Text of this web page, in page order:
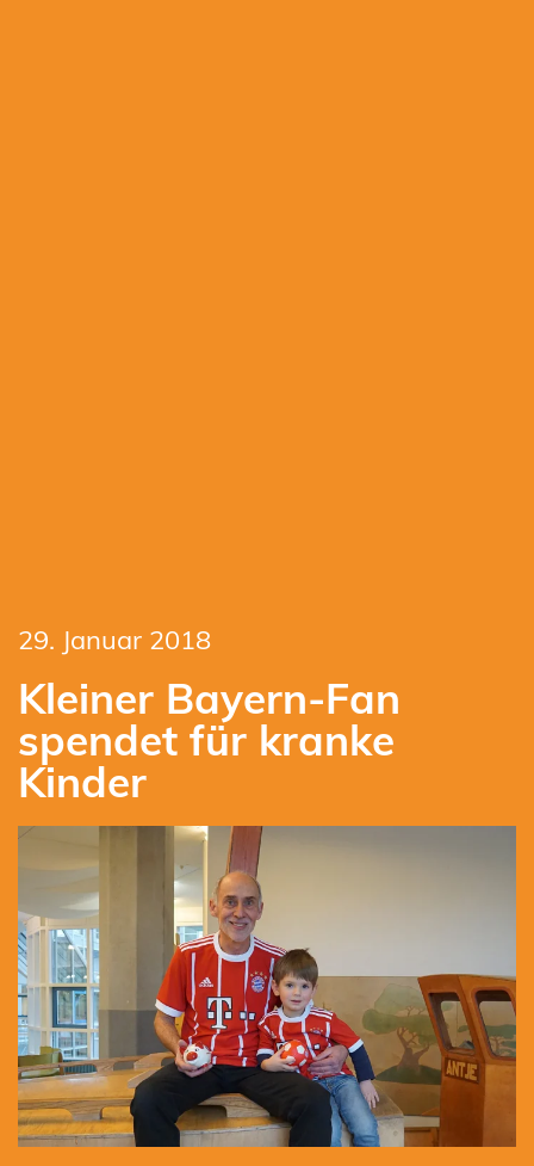
29. Januar 2018
Kleiner Bayern-Fan
spendet für kranke
Kinder